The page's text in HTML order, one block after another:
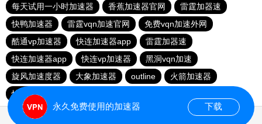
每天试用一小时加速器
香蕉加速器官网
雷霆加器速
快鸭加速器
雷霆vqn加速官网
免费vqn加速外网
酷通vp加速器
快连加速器app
雷霆加器速
快连加速器app
快连vp加速器
黑洞vqn加速
旋风加速度器
大象加速器 outline
火箭加速器
快连vp
永久免费使用的加速器 下载